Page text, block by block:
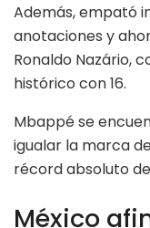
Además, empató
anotaciones y
Ronaldo Nazário,
histórico con 16.
Mbappé se
igualar la marca
récord absoluto
México